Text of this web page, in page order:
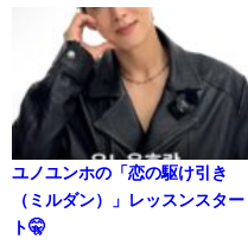
ユノユンホの「恋の駆け引き
（ミルダン）」レッスンスター
ト🤫